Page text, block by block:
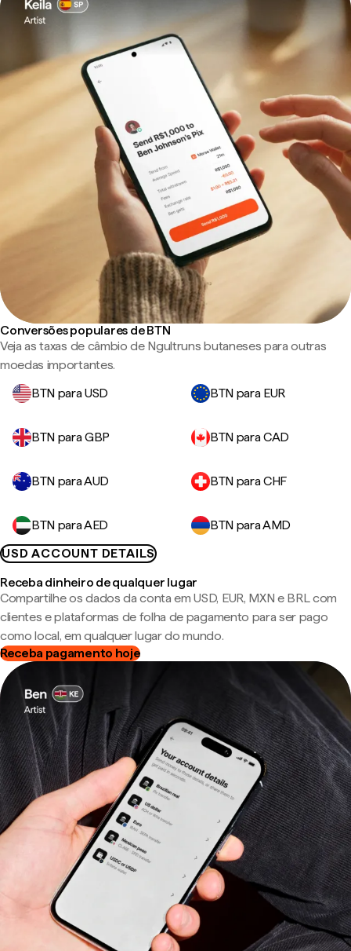
Conversões populares de BTN
Veja as taxas de câmbio de Ngultruns butaneses para outras
moedas importantes.
BTN para USD
BTN para EUR
BTN para GBP BTN para CAD
BTN para AUD BTN para CHF
BTN para AED
BTN para AMD
USD ACCOUNT DETAILS
Receba dinheiro de qualquer lugar
Compartilhe os dados da conta em USD, EUR, MXN e BRL com
clientes e plataformas de folha de pagamento para ser pago
como local, em qualquer lugar do mundo.
Receba pagamento hoje